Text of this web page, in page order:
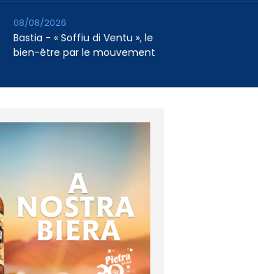
Bastia - « Soffiu di Ventu », le
bien-être par le mouvement
08/08/2026